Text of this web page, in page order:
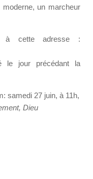
un marcheur
à cette adresse :
le jour précédant la
samedi 27 juin, à 11h,
Dieu